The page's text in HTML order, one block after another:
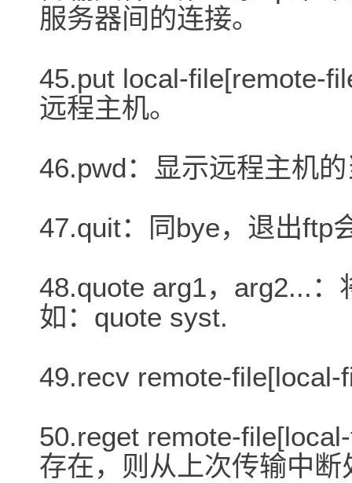
服务器间的连接。
45.put local-file[remote-
远程主机。
46.pwd：显示远程主机
47.quit：同bye，退出ftp
48.quote arg1，arg2...
如：quote syst.
49.recv remote-file[local-
50.reget remote-
存在，则从上次传输中断